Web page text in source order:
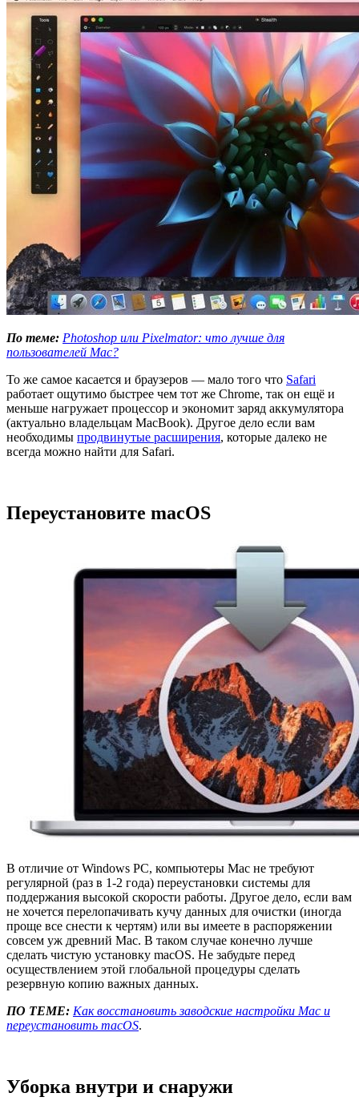
По теме: Photoshop или Pixelmator: что лучше для
пользователей Mac?
То же самое касается и браузеров — мало того что Safari
работает ощутимо быстрее чем тот же Chrome, так он ещё и
меньше нагружает процессор и экономит заряд аккумулятора
(актуально владельцам MacBook). Другое дело если вам
необходимы продвинутые расширения, которые далеко не
всегда можно найти для Safari.
Переустановите macOS
В отличие от Windows PC, компьютеры Mac не требуют
регулярной (раз в 1-2 года) переустановки системы для
поддержания высокой скорости работы. Другое дело, если вам
не хочется перелопачивать кучу данных для очистки (иногда
проще все снести к чертям) или вы имеете в распоряжении
совсем уж древний Mac. В таком случае конечно лучше
сделать чистую установку macOS. Не забудьте перед
осуществлением этой глобальной процедуры сделать
резервную копию важных данных.
ПО ТЕМЕ: Как восстановить заводские настройки Mac и
переустановить macOS.
Уборка внутри и снаружи